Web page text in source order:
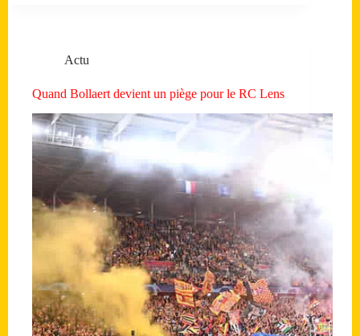
Actu
Quand Bollaert devient un piège pour le RC Lens